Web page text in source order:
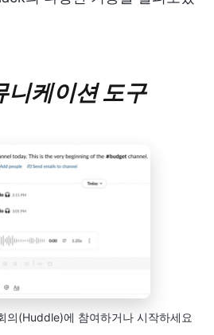
케이션 도구
의(Huddle)에 참여하거나 시작하세요